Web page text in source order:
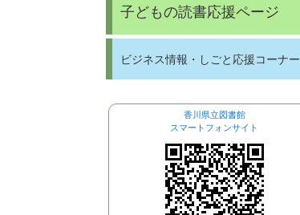
子どもの読書応援ページ
ビジネス情報・しごと応援コーナー
香川県立図書館
スマートフォンサイト